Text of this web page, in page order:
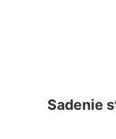
Sadenie